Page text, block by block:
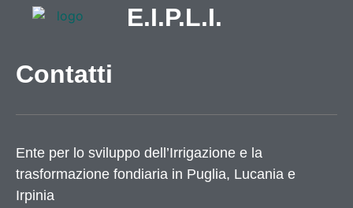
E.I.P.L.I.
Contatti
Ente per lo sviluppo dell’Irrigazione e la
trasformazione fondiaria in Puglia, Lucania e
Irpinia